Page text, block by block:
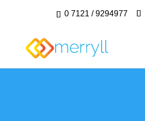
0 7121 / 9294977